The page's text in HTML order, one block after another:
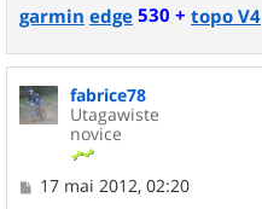
garmin edge530 + topo V4
fabrice78
Utagawiste
novice
M17 mai 2012, 02:20